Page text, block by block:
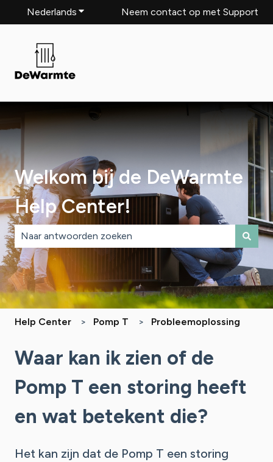
Nederlands Submenu tonen voor vertalingen
Neem contact op met Support
Welkom bij de DeWarmte
Help Center!
Er zijn geen suggesties want het zoekveld is leeg.
Help Center Pomp T Probleemoplossing
Waar kan ik zien of de
Pomp T een storing heeft
en wat betekent die?
Het kan zijn dat de Pomp T een storing